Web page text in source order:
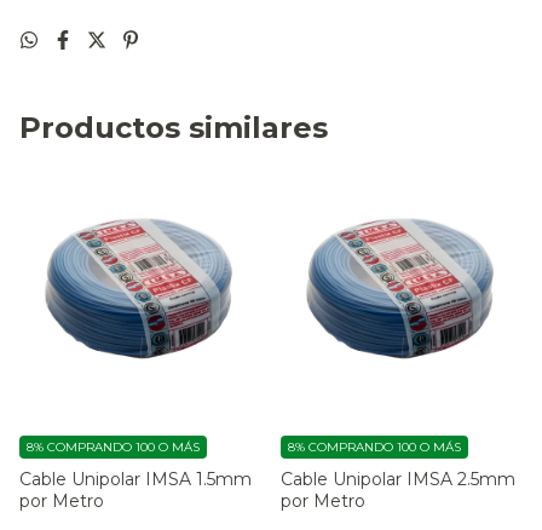
Productos similares
Cable Unipolar IMSA 1.5mm
por Metro
8% COMPRANDO 100 O MÁS
Cable Unipolar IMSA 2.5mm
por Metro
8% COMPRANDO 100 O MÁS